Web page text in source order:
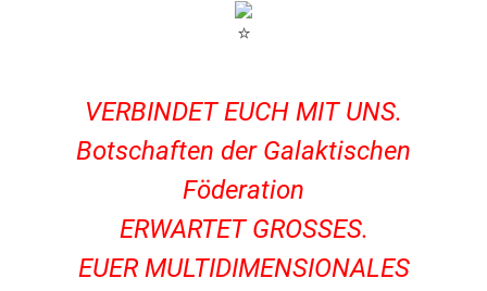
VERBINDET EUCH MIT UNS.
Botschaften der Galaktischen
Föderation
ERWARTET GROSSES.
EUER MULTIDIMENSIONALES